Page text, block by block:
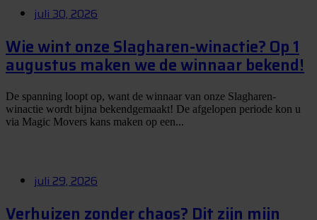
juli 30, 2026
Wie wint onze Slagharen-winactie? Op 1
augustus maken we de winnaar bekend!
De spanning loopt op, want de winnaar van onze Slagharen-
winactie wordt bijna bekendgemaakt! De afgelopen periode kon u
via Magic Movers kans maken op een...
juli 29, 2026
Verhuizen zonder chaos? Dit zijn mijn